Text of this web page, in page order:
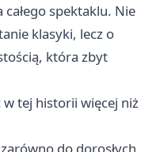
spektaklu. Nie
klasyki, lecz o
która zbyt
w tej historii więcej niż
do dorosłych,